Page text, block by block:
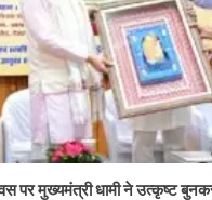
पर मुख्यमंत्री धामी ने उत्कृष्ट